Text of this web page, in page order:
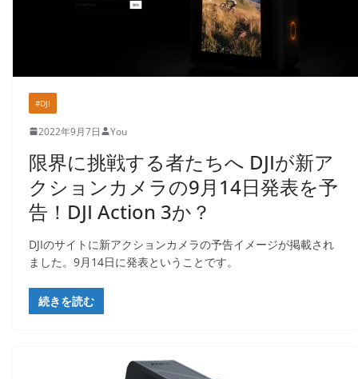
#DJI
2022年9月7日 You
限界に挑戦する者たちへ DJIが新ア
クションカメラの9月14日発表を予
告！DJI Action 3か？
DJIのサイトに新アクションカメラの予告イメージが掲載され
ました。9月14日に発表ということです。
続きを読む